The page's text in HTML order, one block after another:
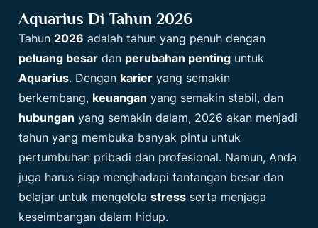
Aquarius Di Tahun 2026
Tahun2026 adalah tahun yang penuh dengan
peluang besar dan perubahan penting untuk
Aquarius. Dengan karier yang semakin
berkembang, keuangan yang semakin stabil, dan
hubungan yang semakin dalam, 2026 akan menjadi
tahun yang membuka banyak pintu untuk
pertumbuhan pribadi dan profesional. Namun, Anda
juga harus siap menghadapi tantangan besar dan
belajar untuk mengelolastress serta menjaga
keseimbangan dalam hidup.